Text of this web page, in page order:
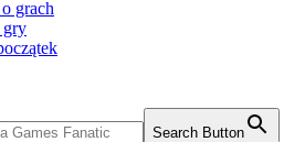
grach
gry
Search Button